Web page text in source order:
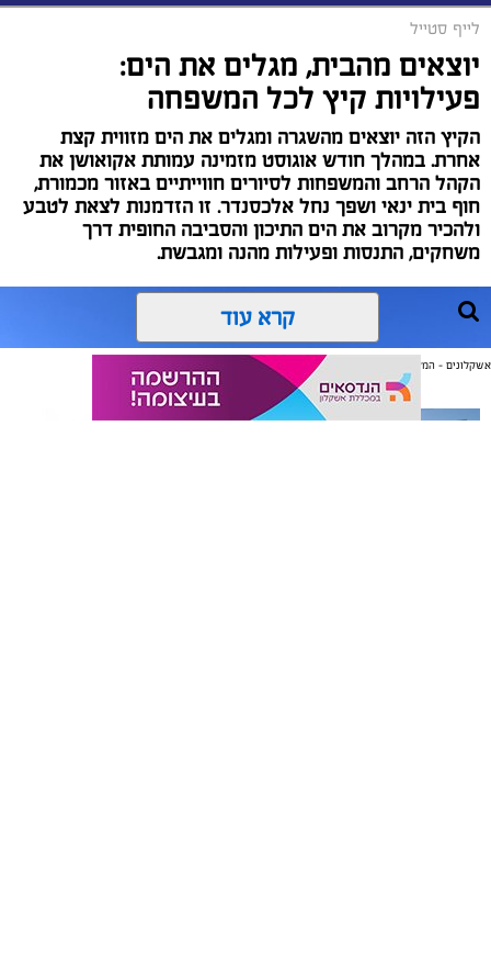
לייף סטייל
יוצאים מהבית, מגלים את הים:
פעילויות קיץ לכל המשפחה
הקיץ הזה יוצאים מהשגרה ומגלים את הים מזווית קצת
אחרת. במהלך חודש אוגוסט מזמינה עמותת אקואושן את
הקהל הרחב והמשפחות לסיורים חווייתיים באזור מכמורת,
חוף בית ינאי ושפך נחל אלכסנדר. זו הזדמנות לצאת לטבע
ולהכיר מקרוב את הים התיכון והסביבה החופית דרך
משחקים, התנסות ופעילות מהנה ומגבשת.
קרא עוד
אשקלונים - המקומון היומי של אשקלון באינטרנט
אולי יעניין אותך גם